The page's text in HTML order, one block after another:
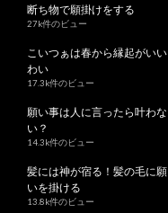
断ち物で願掛けをする
27k件のビュー
こいつぁは春から縁起がいい
わい
17.3k件のビュー
願い事は人に言ったら叶わな
い？
14.3k件のビュー
髪には神が宿る！髪の毛に願
いを掛ける
13.8k件のビュー